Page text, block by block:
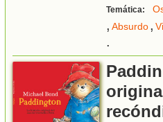
Temática:
, Absurdo,
.